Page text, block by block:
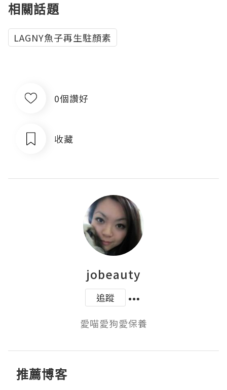
相關話題
LAGNY魚子再生駐顏素
0個讚好
收藏
jobeauty
追蹤
愛喵愛狗愛保養
推薦博客